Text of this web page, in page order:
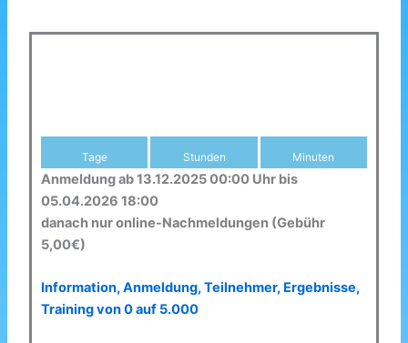
Tage Stunden Minuten
Anmeldung ab 13.12.2025 00:00 Uhr bis
05.04.2026 18:00
danach nur online-Nachmeldungen (Gebühr
5,00€)
Information, Anmeldung, Teilnehmer, Ergebnisse,
Training von 0 auf 5.000